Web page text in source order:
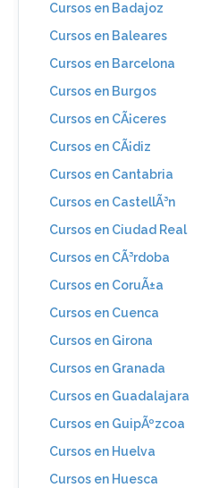
Cursos en Badajoz
Cursos en Baleares
Cursos en Barcelona
Cursos en Burgos
Cursos en CÃ¡ceres
Cursos en CÃ¡diz
Cursos en Cantabria
Cursos en CastellÃ³n
Cursos en Ciudad Real
Cursos en CÃ³rdoba
Cursos en CoruÃ±a
Cursos en Cuenca
Cursos en Girona
Cursos en Granada
Cursos en Guadalajara
Cursos en GuipÃºzcoa
Cursos en Huelva
Cursos en Huesca